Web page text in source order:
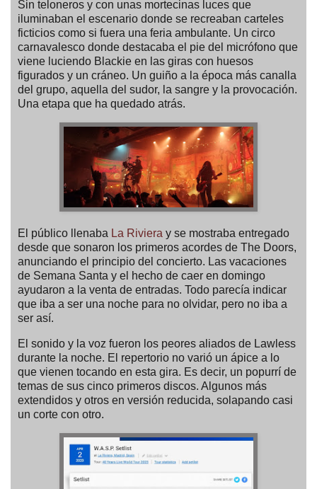
Sin teloneros y con unas mortecinas luces que
iluminaban el escenario donde se recreaban carteles
ficticios como si fuera una feria ambulante. Un circo
carnavalesco donde destacaba el pie del micrófono que
viene luciendo Blackie en las giras con huesos
figurados y un cráneo. Un guiño a la época más canalla
del grupo, aquella del sudor, la sangre y la provocación.
Una etapa que ha quedado atrás.
El público llenaba La Riviera y se mostraba entregado
desde que sonaron los primeros acordes de The Doors,
anunciando el principio del concierto. Las vacaciones
de Semana Santa y el hecho de caer en domingo
ayudaron a la venta de entradas. Todo parecía indicar
que iba a ser una noche para no olvidar, pero no iba a
ser así.
El sonido y la voz fueron los peores aliados de Lawless
durante la noche. El repertorio no varió un ápice a lo
que vienen tocando en esta gira. Es decir, un popurrí de
temas de sus cinco primeros discos. Algunos más
extendidos y otros en versión reducida, solapando casi
un corte con otro.